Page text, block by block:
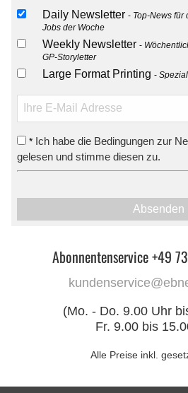
Daily Newsletter
Top-News für
Jobs der Woche
Weekly Newsletter
GP-Storyletter
Large Format Printing
* Ich habe die Bedingungen zur
gelesen und stimme diesen zu.
Absenden
Abonnentenservice +49
(Mo. - Do. 9.00 Uhr
Fr. 9.00 bis
Alle Preise inkl.